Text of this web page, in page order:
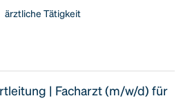
ärztliche Tätigkeit
| Facharzt (m/w/d) für